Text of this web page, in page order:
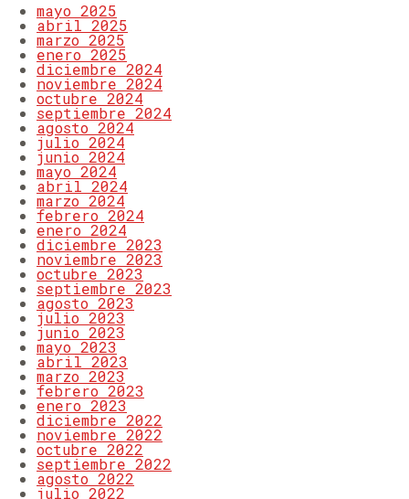
mayo 2025
abril 2025
marzo 2025
enero 2025
diciembre 2024
noviembre 2024
octubre 2024
septiembre 2024
agosto 2024
julio 2024
junio 2024
mayo 2024
abril 2024
marzo 2024
febrero 2024
enero 2024
diciembre 2023
noviembre 2023
octubre 2023
septiembre 2023
agosto 2023
julio 2023
junio 2023
mayo 2023
abril 2023
marzo 2023
febrero 2023
enero 2023
diciembre 2022
noviembre 2022
octubre 2022
septiembre 2022
agosto 2022
julio 2022